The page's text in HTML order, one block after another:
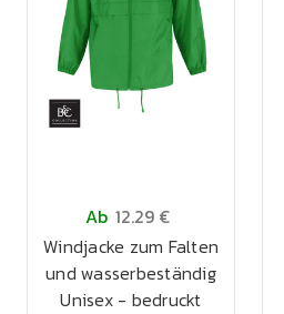
Ab 12.29 €
Windjacke zum Falten
und wasserbeständig
Unisex - bedruckt